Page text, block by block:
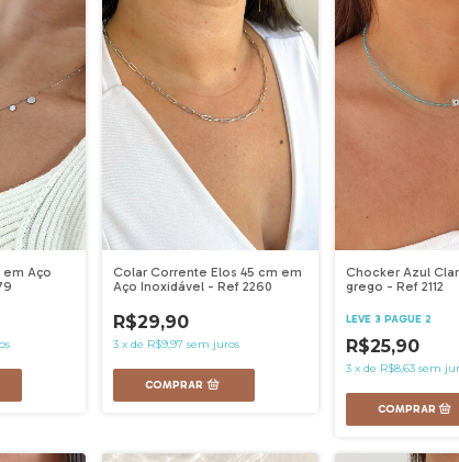
Aço
Colar Corrente Elos 45 cm em
Aço Inoxidável - Ref 2260
R$29,90
3 xde R$9,97 sem juros
Chocker Azul
grego - Ref 2112
LEVE 3 PAGUE 2
R$25,90
3 x de R$8,63 sem